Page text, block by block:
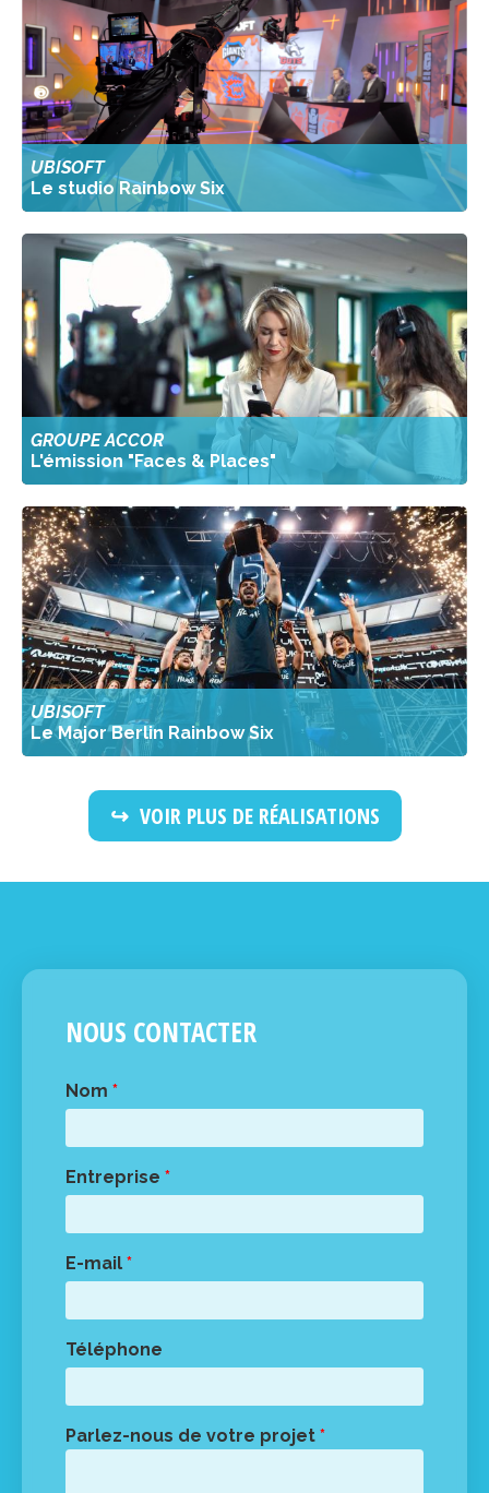
UBISOFT
Le studio Rainbow Six
GROUPE ACCOR
L'émission "Faces & Places"
UBISOFT
Le Major Berlin Rainbow Six
VOIR PLUS DE RÉALISATIONS
NOUS CONTACTER
Nom *
Entreprise *
E-mail *
Téléphone
Parlez-nous de votre projet *